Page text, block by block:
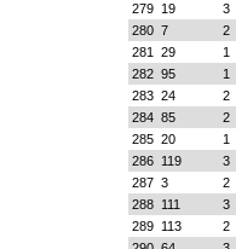
279 19 3
280 7 2
281
29 1
282 95 1
283 24 2
284 85 2
285 20 1
286 119 3
287 3 2
288 111 3
289 113 2